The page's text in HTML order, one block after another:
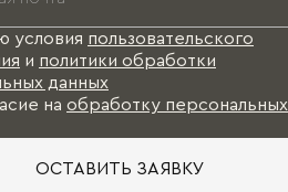
условия пользовательского
и политики обработки
данных
на обработку персональных
ОСТАВИТЬ ЗАЯВКУ